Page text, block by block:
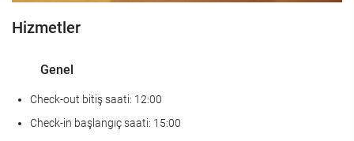
Hizmetler
Genel
Check-out bitiş saati: 12:00
Check-in başlangıç saati: 15:00